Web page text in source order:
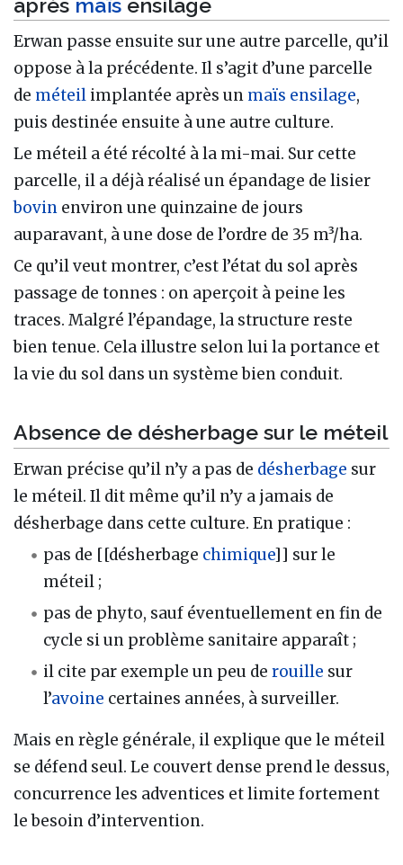
Erwan passe ensuite sur une autre parcelle, qu’il
oppose à la précédente. Il s’agit d’une parcelle
de méteil implantée après un maïs ensilage,
puis destinée ensuite à une autre culture.
Le méteil a été récolté à la mi-mai. Sur cette
parcelle, il a déjà réalisé un épandage de lisier
bovin environ une quinzaine de jours
auparavant, à une dose de l’ordre de 35 m³/ha.
Ce qu’il veut montrer, c’est l’état du sol après
passage de tonnes : on aperçoit à peine les
traces. Malgré l’épandage, la structure reste
bien tenue. Cela illustre selon lui la portance et
la vie du sol dans un système bien conduit.
Absence de désherbage sur le méteil
Erwan précise qu’il n’y a pas de désherbage sur
le méteil. Il dit même qu’il n’y a jamais de
désherbage dans cette culture. En pratique :
pas de [[désherbage chimique]] sur le
méteil ;
pas de phyto, sauf éventuellement en fin de
cycle si un problème sanitaire apparaît ;
il cite par exemple un peu derouille sur
l’avoine certaines années, à surveiller.
Mais en règle générale, il explique que le méteil
se défend seul. Le couvert dense prend le dessus,
concurrence les adventices et limite fortement
le besoin d’intervention.